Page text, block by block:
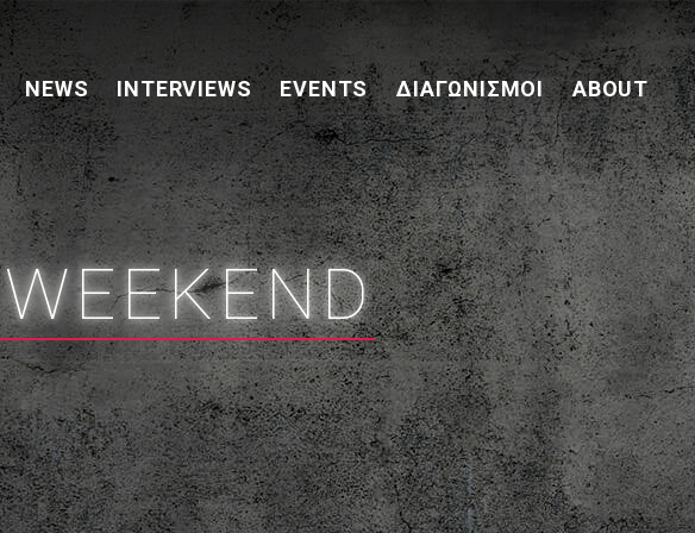
NEWS INTERVIEWS EVENTS ΔΙΑΓΩΝΙΣΜΟΊ ABOUT